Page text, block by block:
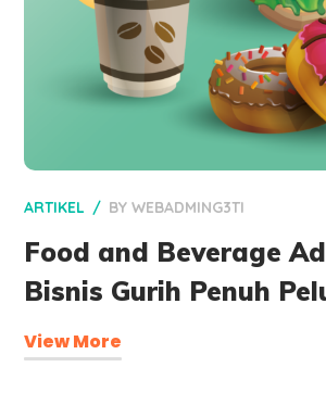
ARTIKEL BYWEBADMING3TI
Food and Beverage
Bisnis Gurih Penuh
View More